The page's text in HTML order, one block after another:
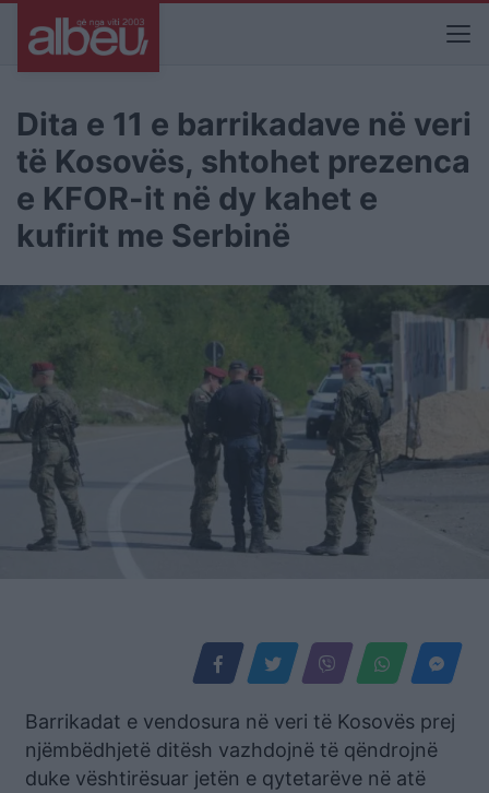
Dita e 11 e barrikadave në veri
të Kosovës, shtohet prezenca
e KFOR-it në dy kahet e
kufirit me Serbinë
Barrikadat e vendosura në veri të Kosovës prej
njëmbëdhjetë ditësh vazhdojnë të qëndrojnë
duke vështirësuar jetën e qytetarëve në atë